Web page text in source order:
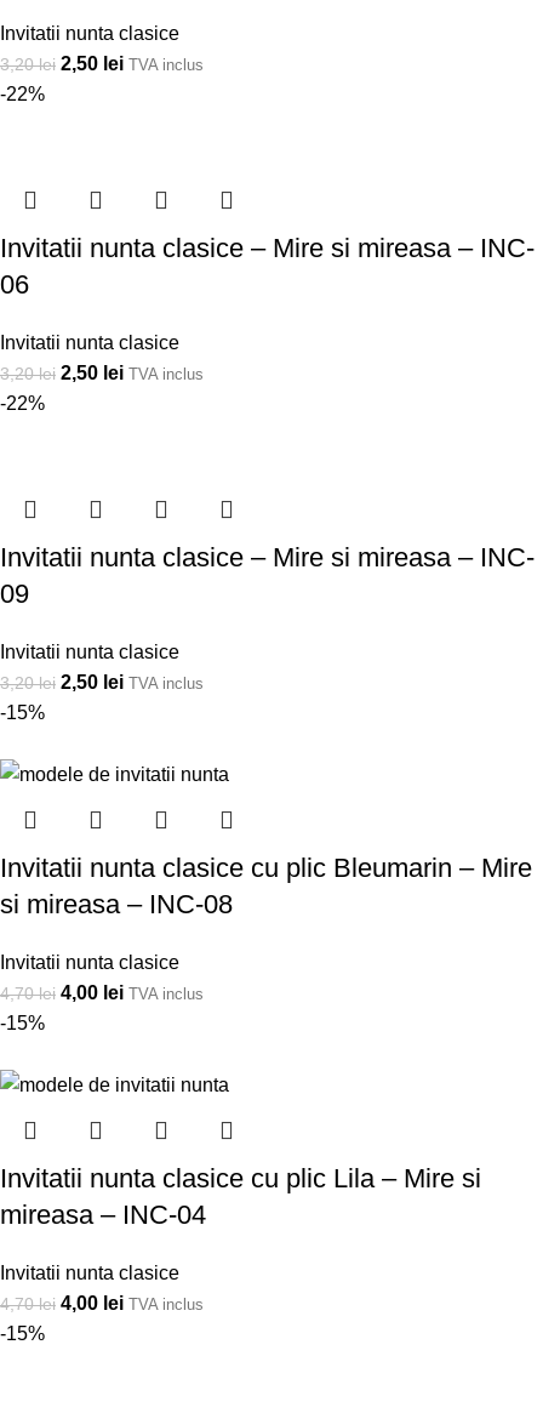
Invitatii nunta clasice
3,20lei 2,50 lei TVA inclus
-22%
Invitatii nunta clasice – Mire si mireasa – INC-
06
Invitatii nunta clasice
3,20lei 2,50 lei TVA inclus
-22%
Invitatii nunta clasice – Mire si mireasa – INC-
09
Invitatii nunta clasice
3,20lei 2,50 lei TVA inclus
-15%
Invitatii nunta clasice cu plic Bleumarin – Mire
si mireasa – INC-08
Invitatii nunta clasice
4,70lei 4,00 lei TVA inclus
-15%
Invitatii nunta clasice cu plic Lila – Mire si
mireasa – INC-04
Invitatii nunta clasice
4,70lei 4,00 lei TVA inclus
-15%